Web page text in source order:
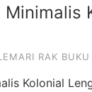
Minimalis
RAK BUKU
Kolonial